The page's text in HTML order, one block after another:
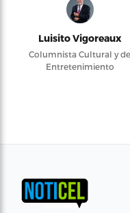
Luisito Vigoreaux
Columnista Cultural y de
Entretenimiento